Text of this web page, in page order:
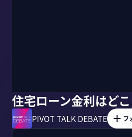
住宅ローン金利はど
PIVOT TALK DEBATE フ